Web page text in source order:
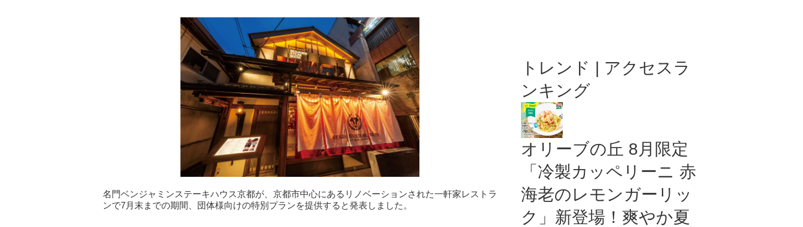
名門ベンジャミンステーキハウス京都が、京都市中心にあるリノベーションされた一軒家レストラ
ンで7月末までの期間、団体様向けの特別プランを提供すると発表しました。
トレンド | アクセスラ
ンキング
オリーブの丘 8月限定
「冷製カッペリーニ 赤
海老のレモンガーリッ
ク」新登場！爽やか夏